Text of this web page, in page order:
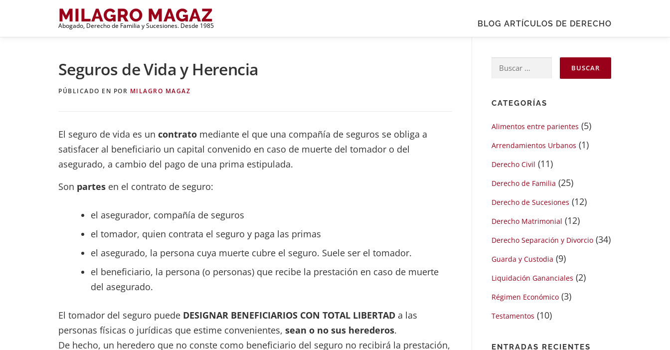
contenido
MILAGRO MAGAZ
Abogado, Derecho de Familia y Sucesiones. Desde 1985 BLOG ARTÍCULOS DE DERECHO
Seguros de Vida y Herencia
PÚBLICADO EN POR MILAGRO MAGAZ
El seguro de vida es un contrato mediante el que una compañía de seguros se obliga a
satisfacer al beneficiario un capital convenido en caso de muerte del tomador o del
asegurado, a cambio del pago de una prima estipulada.
Son partes en el contrato de seguro:
el asegurador, compañía de seguros
el tomador, quien contrata el seguro y paga las primas
el asegurado, la persona cuya muerte cubre el seguro. Suele ser el tomador.
el beneficiario, la persona (o personas) que recibe la prestación en caso de muerte
del asegurado.
El tomador del seguro puede DESIGNAR BENEFICIARIOS CON TOTAL LIBERTAD a las
personas físicas o jurídicas que estime convenientes, sean o no sus herederos.
De hecho, un heredero que no conste como beneficiario del seguro no recibirá la prestación,
Buscar:
CATEGORÍAS
Alimentos entre parientes (5)
Arrendamientos Urbanos (1)
Derecho Civil (11)
Derecho de Familia (25)
Derecho de Sucesiones (12)
Derecho Matrimonial (12)
Derecho Separación y Divorcio (34)
Guarda y Custodia (9)
Liquidación Gananciales (2)
Régimen Económico (3)
Testamentos (10)
ENTRADAS RECIENTES